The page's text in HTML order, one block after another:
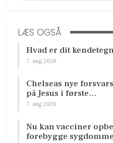
LÆS OGSÅ
Hvad er dit
7. aug 2026
Chelseas nye
på Jesus i første…
7. aug 2026
Nu kan vacciner
forebygge